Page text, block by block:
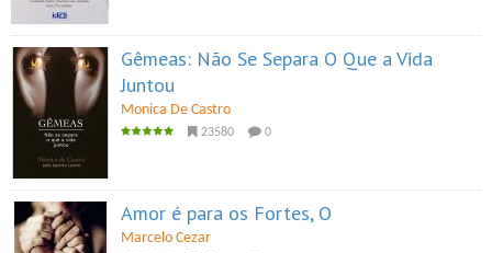
Gêmeas: Não Se Separa O Que a Vida
Juntou
Monica De Castro
23580 0
Amor é para os Fortes, O
Marcelo Cezar